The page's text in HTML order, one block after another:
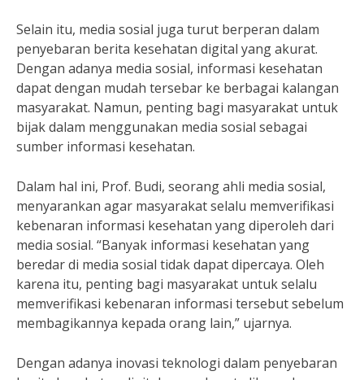
Selain itu, media sosial juga turut berperan dalam
penyebaran berita kesehatan digital yang akurat.
Dengan adanya media sosial, informasi kesehatan
dapat dengan mudah tersebar ke berbagai kalangan
masyarakat. Namun, penting bagi masyarakat untuk
bijak dalam menggunakan media sosial sebagai
sumber informasi kesehatan.
Dalam hal ini, Prof. Budi, seorang ahli media sosial,
menyarankan agar masyarakat selalu memverifikasi
kebenaran informasi kesehatan yang diperoleh dari
media sosial. “Banyak informasi kesehatan yang
beredar di media sosial tidak dapat dipercaya. Oleh
karena itu, penting bagi masyarakat untuk selalu
memverifikasi kebenaran informasi tersebut sebelum
membagikannya kepada orang lain,” ujarnya.
Dengan adanya inovasi teknologi dalam penyebaran